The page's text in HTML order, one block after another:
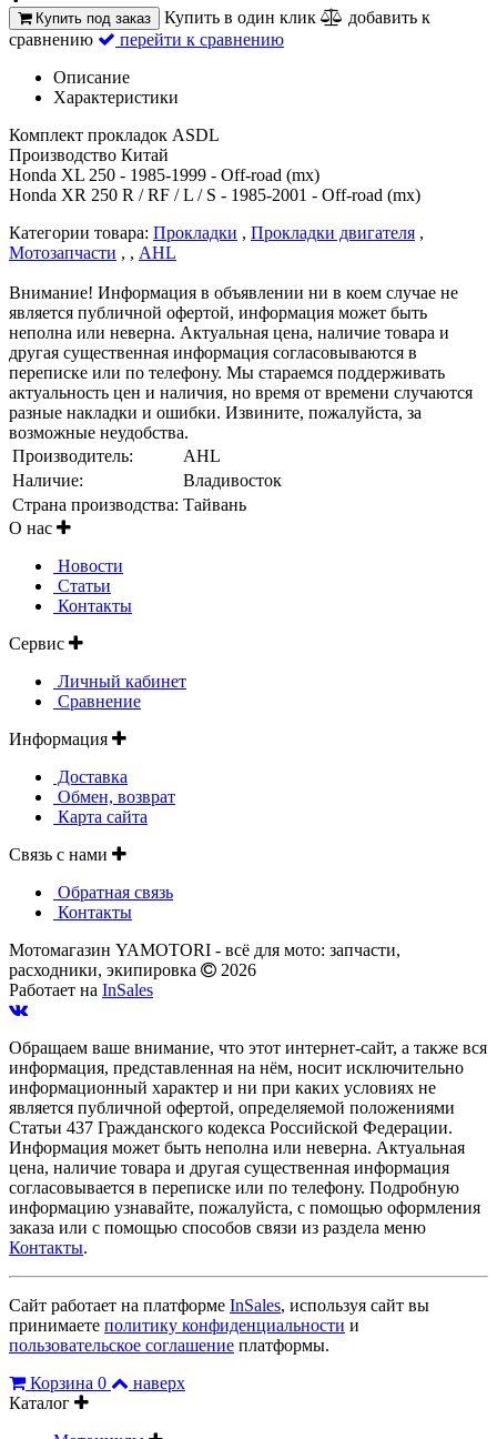
Купить под заказ Купить в один клик
добавить к
сравнению
перейти к сравнению
Описание
Характеристики
Комплект прокладок ASDL
Производство Китай
Honda XL 250 - 1985-1999 - Off-road (mx)
Honda XR 250 R / RF / L / S - 1985-2001 - Off-road (mx)
Категории товара: Прокладки , Прокладки двигателя ,
Мотозапчасти , , AHL
Внимание! Информация в объявлении ни в коем случае не
является публичной офертой, информация может быть
неполна или неверна. Актуальная цена, наличие товара и
другая существенная информация согласовываются в
переписке или по телефону. Мы стараемся поддерживать
актуальность цен и наличия, но время от времени случаются
разные накладки и ошибки. Извините, пожалуйста, за
возможные неудобства.
Производитель:
AHL
Наличие:
Владивосток
Страна производства: Тайвань
О нас
Новости
Статьи
Контакты
Сервис
Личный кабинет
Сравнение
Информация
Доставка
Обмен, возврат
Карта сайта
Связь с нами
Обратная связь
Контакты
Мотомагазин YAMOTORI - всё для мото: запчасти,
расходники, экипировка
2026
Работает на InSales
Обращаем ваше внимание, что этот интернет-сайт, а также вся
информация, представленная на нём, носит исключительно
информационный характер и ни при каких условиях не
является публичной офертой, определяемой положениями
Статьи 437 Гражданского кодекса Российской Федерации.
Информация может быть неполна или неверна. Актуальная
цена, наличие товара и другая существенная информация
согласовывается в переписке или по телефону. Подробную
информацию узнавайте, пожалуйста, с помощью оформления
заказа или с помощью способов связи из раздела меню
Контакты.
Сайт работает на платформе InSales, используя сайт вы
принимаете политику конфиденциальности и
пользовательское соглашение платформы.
Корзина 0
наверх
Каталог